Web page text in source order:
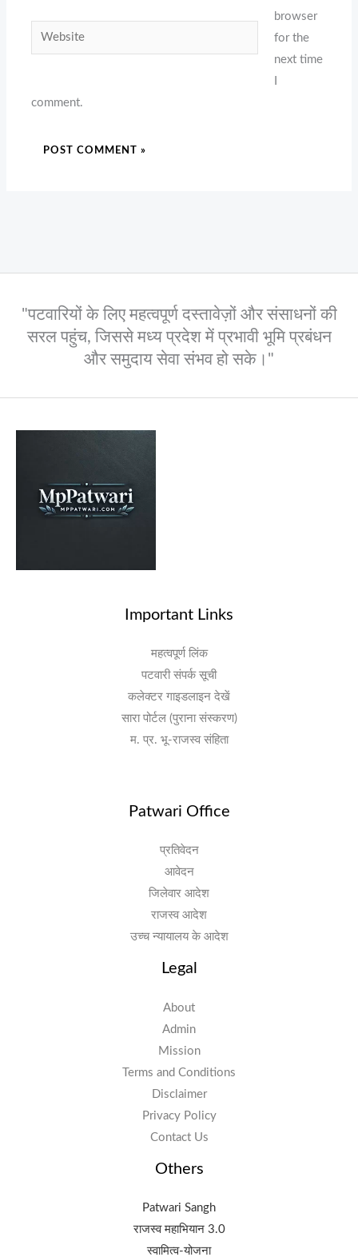
Website
browser
for the
next time
comment.
"पटवारियों के लिए महत्वपूर्ण दस्तावेज़ों और संसाधनों की
सरल पहुंच, जिससे मध्य प्रदेश में प्रभावी भूमि प्रबंधन
और समुदाय सेवा संभव हो सके।"
Important Links
महत्वपूर्ण लिंक
पटवारी संपर्क सूची
कलेक्टर गाइडलाइन देखें
सारा पोर्टल (पुराना संस्करण)
म. प्र. भू-राजस्व संहिता
Patwari Office
प्रतिवेदन
आवेदन
जिलेवार आदेश
राजस्व आदेश
उच्च न्यायालय के आदेश
Legal
About
Admin
Mission
Terms and Conditions
Disclaimer
Privacy Policy
Contact Us
Others
Patwari Sangh
राजस्व महाभियान 3.0
स्वामित्व-योजना